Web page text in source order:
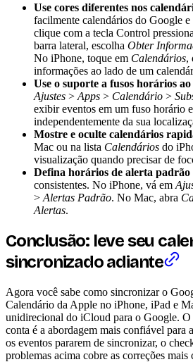
Use cores diferentes nos
facilmente calendários do Google
clique com a tecla Control
barra lateral, escolha Obter
No iPhone, toque em Calendários,
informações ao lado de um
Use o suporte a fusos horários
Ajustes > Apps > Calendário >
exibir eventos em um fuso horário
independentemente da sua
Mostre e oculte calendários
Mac ou na lista Calendários do
visualização quando precisar de
Defina horários de alerta padrão
consistentes. No iPhone, vá em
> Alertas Padrão. No Mac, abra
Alertas.
Conclusão: leve seu
sincronizado adiante
Agora você sabe como sincronizar o
Calendário da Apple no iPhone, iPad e
unidirecional do iCloud para o Google.
conta é a abordagem mais confiável para
os eventos pararem de sincronizar, o
problemas acima cobre as correções mais